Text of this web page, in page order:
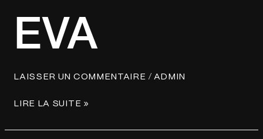
EVA
LAISSER UN COMMENTAIRE / ADMIN
LIRE LA SUITE »